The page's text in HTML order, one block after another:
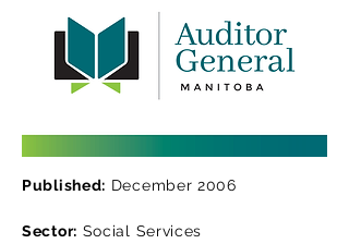
Published: December 2006
Sector: Social Services